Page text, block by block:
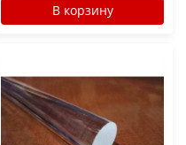
В корзину